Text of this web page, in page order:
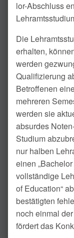
lor-Abschluss
Die
erhalten,
werden
Qualifi­zierung
Betroffe­nen
mehreren
werden sie
absurdes
Studium
nur halb­en
einen
vollständige
of Education“
bestätigten
noch einmal
fördert das